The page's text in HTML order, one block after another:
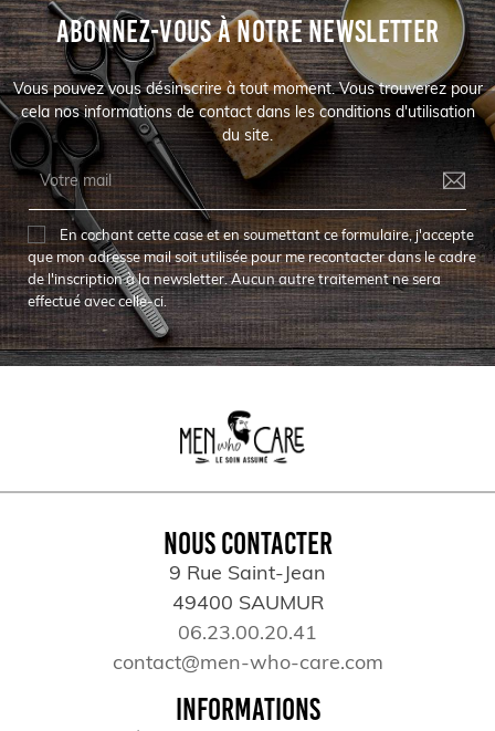
ABONNEZ-VOUS À NOTRE NEWSLETTER
Vous pouvez vous désinscrire à tout moment. Vous trouverez pour
cela nos informations de contact dans les conditions d'utilisation
du site.
En cochant cette case et en soumettant ce formulaire, j'accepte
que mon adresse mail soit utilisée pour me recontacter dans le cadre
de l'inscription à la newsletter. Aucun autre traitement ne sera
effectué avec celle-ci.
NOUS CONTACTER
9 Rue Saint-Jean
49400 SAUMUR
06.23.00.20.41
contact@men-who-care.com
INFORMATIONS